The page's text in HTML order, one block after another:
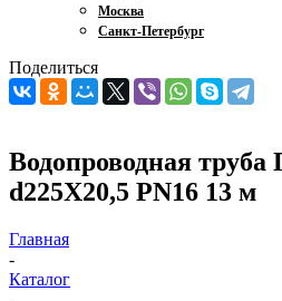
Москва
Санкт-Петербург
Поделиться
Водопроводная труба
d225Х20,5 PN16 13 м
Главная
-
Каталог